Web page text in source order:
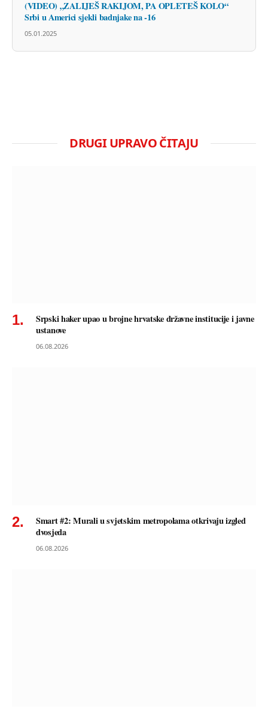
(VIDEO) „ZALIJEŠ RAKIJOM, PA OPLETEŠ KOLO“
Srbi u Americi sjekli badnjake na -16
05.01.2025
DRUGI UPRAVO ČITAJU
Srpski haker upao u brojne hrvatske državne institucije i javne
ustanove
06.08.2026
Smart #2: Murali u svjetskim metropolama otkrivaju izgled
dvosjeda
06.08.2026